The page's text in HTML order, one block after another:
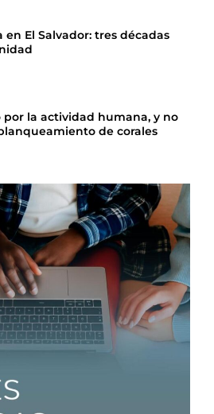
El Salvador: tres décadas
la actividad humana, y no
de corales